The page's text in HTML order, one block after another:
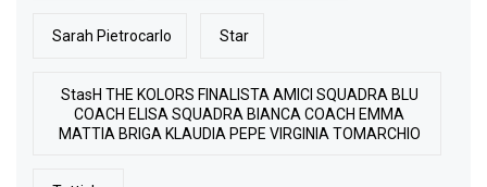
Sarah Pietrocarlo Star
StasH THE KOLORS FINALISTA AMICI SQUADRA BLU
COACH ELISA SQUADRA BIANCA COACH EMMA
MATTIA BRIGA KLAUDIA PEPE VIRGINIA TOMARCHIO